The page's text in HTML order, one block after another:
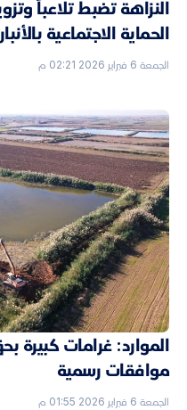
الحماية الاجتماعية بالأنبار
الجمعة 6 فبراير 2026 02:21 م
الموارد: غرامات كبيرة
موافقات رسمية
الجمعة 6 فبراير 2026 01:55 م